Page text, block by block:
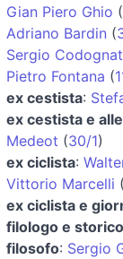
Gian Piero Ghio (
Adriano Bardin (
Sergio
Pietro Fontana (
ex cestista:
ex cestista e
Medeot (30/1)
ex ciclista:
Vittorio Marcelli (
ex ciclista e
filologo e storico
filosofo: Sergio